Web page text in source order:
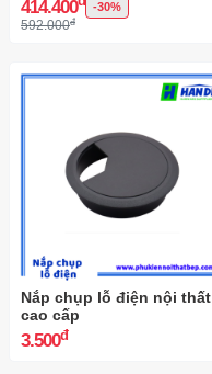
414.400 -30%
592.000đ
Nắp chụp lỗ điện nội thất
cao cấp
3.500đ